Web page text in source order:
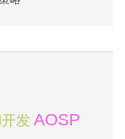
发AOSP